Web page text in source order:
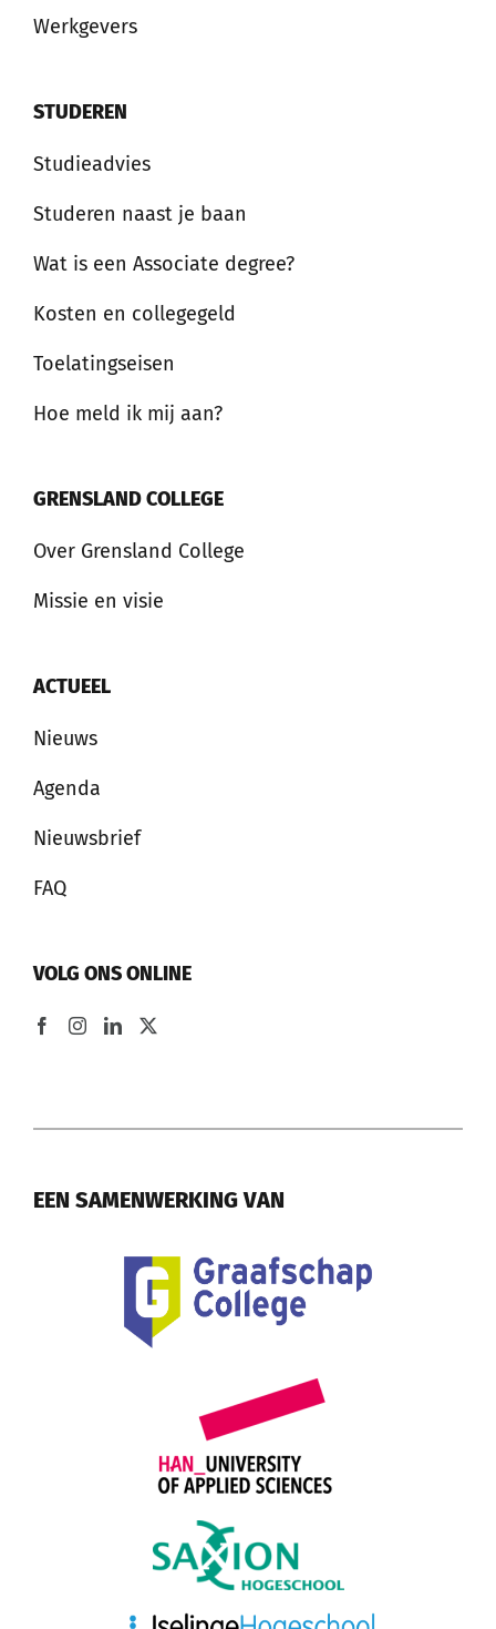
Werkgevers
STUDEREN
Studieadvies
Studeren naast je baan
Wat is een Associate degree?
Kosten en collegegeld
Toelatingseisen
Hoe meld ik mij aan?
GRENSLAND COLLEGE
Over Grensland College
Missie en visie
ACTUEEL
Nieuws
Agenda
Nieuwsbrief
FAQ
VOLG ONS ONLINE
EEN SAMENWERKING VAN